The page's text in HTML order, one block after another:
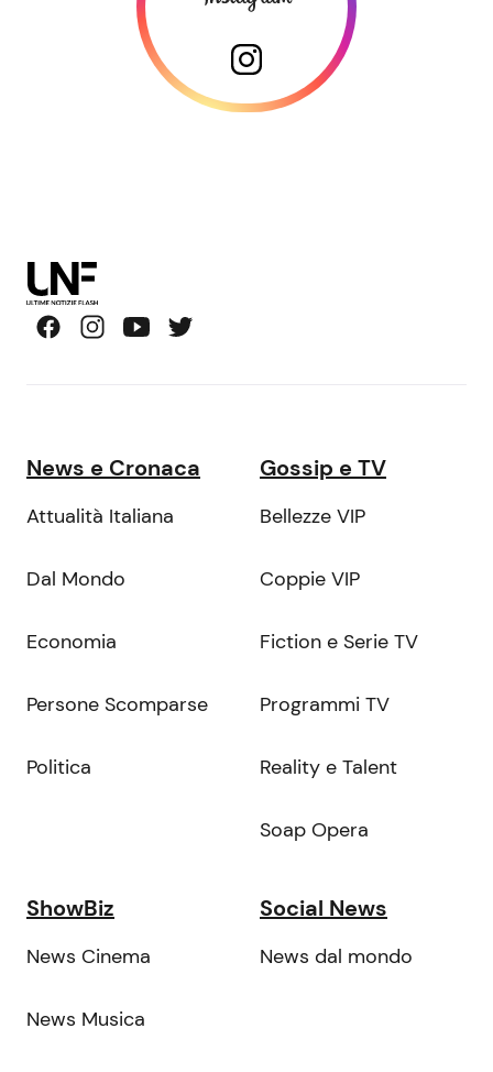
News e Cronaca
Attualità Italiana
Dal Mondo
Economia
Persone Scomparse
Politica
Gossip e TV
Bellezze VIP
Coppie VIP
Fiction e Serie TV
Programmi TV
Reality e Talent
Soap Opera
ShowBiz
News Cinema
News Musica
Social News
News dal mondo